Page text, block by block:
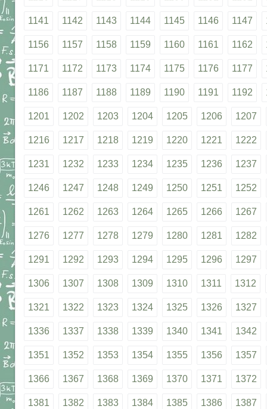
1141 1142 1143 1144 1145 1146 1147
1156 1157 1158 1159 1160 1161 1162
1171 1172 1173 1174 1175 1176 1177
1186 1187 1188 1189 1190 1191 1192
1201 1202 1203 1204 1205 1206 1207
1216 1217 1218 1219 1220 1221 1222
1231 1232 1233 1234 1235 1236 1237
1246 1247 1248 1249 1250 1251 1252
1261 1262 1263 1264 1265 1266 1267
1276 1277 1278 1279 1280 1281 1282
1291 1292 1293 1294 1295 1296 1297
1306 1307 1308 1309 1310 1311 1312
1321 1322 1323 1324 1325 1326 1327
1336 1337 1338 1339 1340 1341 1342
1351 1352 1353 1354 1355 1356 1357
1366 1367 1368 1369 1370 1371 1372
1381 1382 1383 1384 1385 1386 1387